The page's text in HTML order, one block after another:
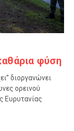
φύση
διοργανώνει
ορεινού
Ευρυτανίας